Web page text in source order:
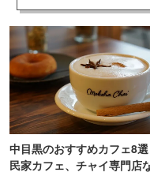
中目黒のおすすめカフェ8
民家カフェ、チャイ専門店